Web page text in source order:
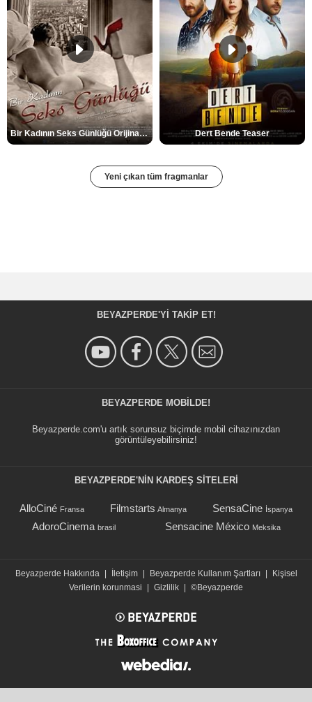
Bir Kadının Seks Günlüğü Orijinal Fragman Dert Bende Teaser
Yeni çıkan tüm fragmanlar
BEYAZPERDE'YI TAKIP ET!
BEYAZPERDE MOBILDE!
Beyazperde.com'u artık sorunsuz biçimde mobil cihazınızdan
görüntüleyebilirsiniz!
BEYAZPERDE'NIN KARDEŞ SİTELERİ
AlloCiné Fransa Filmstarts Almanya SensaCine İspanya
AdoroCinema brasil Sensacine México Meksika
Beyazperde Hakkında İletişim Beyazperde Kullanım Şartları
Kişisel
Verilerin korunmasi
Gizlilik ©Beyazperde